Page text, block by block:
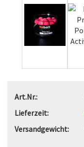
Art.Nr.:
Lieferzeit:
Versandgewicht: